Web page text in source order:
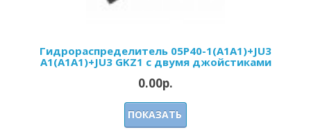
Гидрораспределитель 05Р40-1(А1А1)+JU3
A1(А1А1)+JU3 GKZ1 с двумя джойстиками
0.00р.
ПОКАЗАТЬ